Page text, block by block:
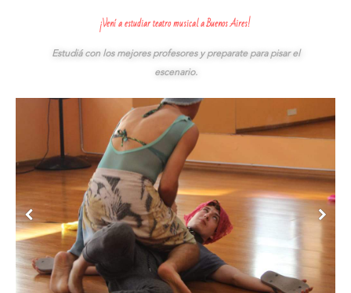
¡Vení a estudiar teatro musical a Buenos Aires!
Estudiá con los mejores profesores y preparate para pisar el
escenario.